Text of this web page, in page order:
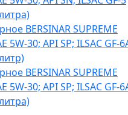
BERSINAR SUPREME
5W-30; API SP; ILSAC GF-
BERSINAR SUPREME
5W-30; API SP; ILSAC GF-